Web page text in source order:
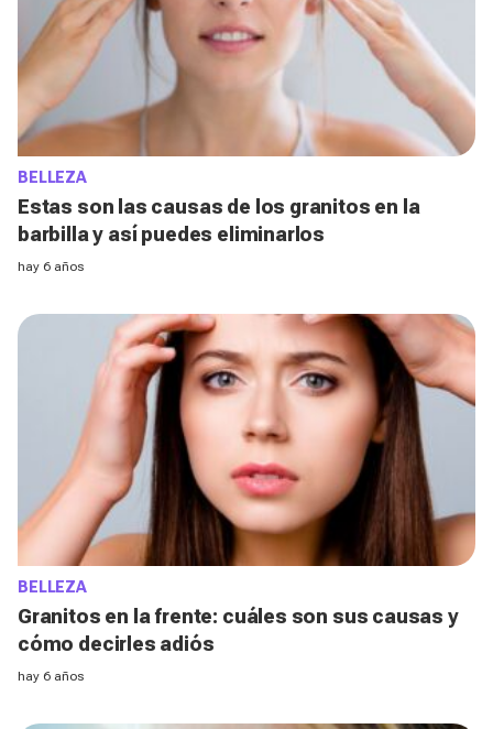
BELLEZA
Estas son las causas de los granitos en la
barbilla y así puedes eliminarlos
hay 6 años
BELLEZA
Granitos en la frente: cuáles son sus causas y
cómo decirles adiós
hay 6 años